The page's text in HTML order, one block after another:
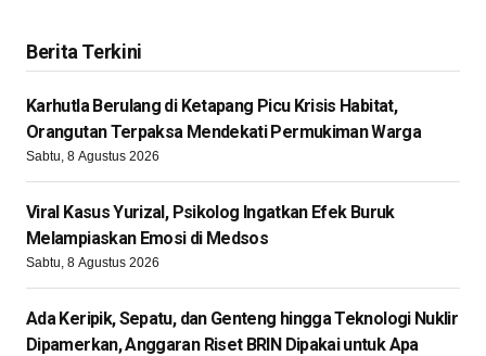
Berita Terkini
Karhutla Berulang di Ketapang Picu Krisis Habitat,
Orangutan Terpaksa Mendekati Permukiman Warga
Sabtu, 8 Agustus 2026
Viral Kasus Yurizal, Psikolog Ingatkan Efek Buruk
Melampiaskan Emosi di Medsos
Sabtu, 8 Agustus 2026
Ada Keripik, Sepatu, dan Genteng hingga Teknologi Nuklir
Dipamerkan, Anggaran Riset BRIN Dipakai untuk Apa